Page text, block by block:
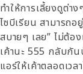
ทำให้การเลี้ยงดูต่า
ไซบีเรียน สามารถอ
สบายๆ เลย” ไม่ต้
เค้านะ 555 กลับกัน
แอร์ให้เค้าตลอดเว